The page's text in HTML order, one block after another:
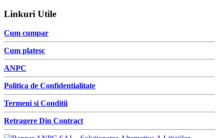
Linkuri Utile
Cum cumpar
Cum platesc
ANPC
Politica de Confidentialitate
Termeni si Conditii
Retragere Din Contract